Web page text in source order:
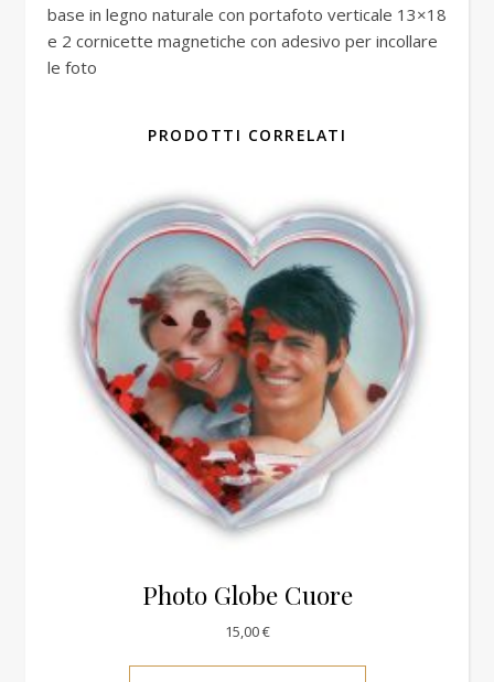
base in legno naturale con portafoto verticale 13×18
e 2 cornicette magnetiche con adesivo per incollare
le foto
PRODOTTI CORRELATI
Photo Globe Cuore
15,00€